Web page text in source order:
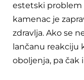
estetski problem
kamenac je
zdravlja. Ako se
lančanu reakciju
oboljenja, pa čak